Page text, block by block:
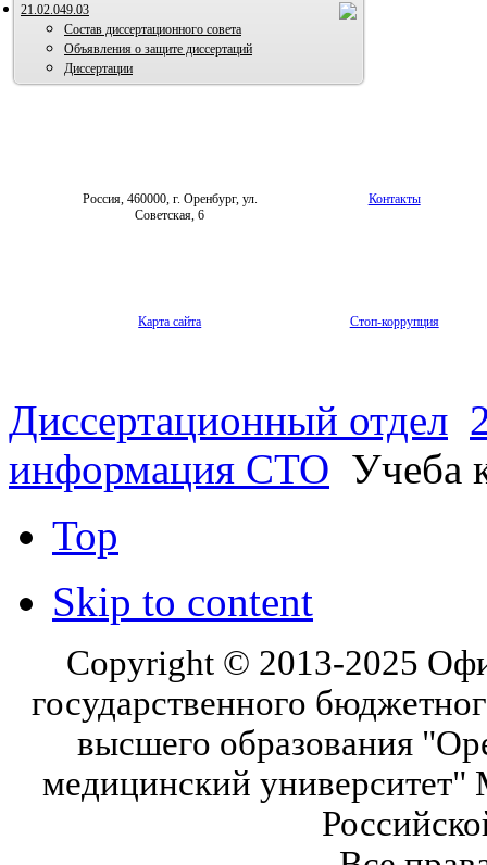
21.02.049.03
Состав диссертационного совета
Объявления о защите диссертаций
Диссертации
Россия, 460000, г. Оренбург, ул.
Советская, 6
Контакты
Карта сайта Стоп-коррупция
Диссертационный отдел
информация СТО Учеба
Top
Skip to content
Copyright © 2013-2025
государственного
высшего образования
медицинский университет"